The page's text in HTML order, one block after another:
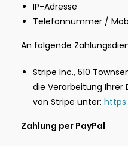
IP-Adresse
Telefonnummer /
An folgende
Stripe Inc., 510
die Verarbeitung
von Stripe unter:
Zahlung per PayPal